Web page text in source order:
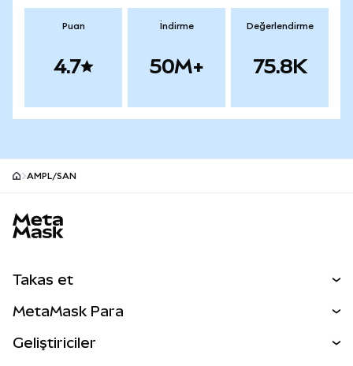
Puan
4.7
İndirme
50M+
Değerlendirme
75.8K
AMPL/SAN
Takas et
Perps
MetaMask Para
Geliştiriciler